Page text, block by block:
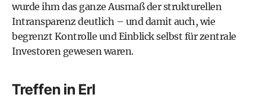
wurde ihm das ganze Ausmaß der strukturellen
Intransparenz deutlich – und damit auch, wie
begrenzt Kontrolle und Einblick selbst für zen­trale
Investoren gewesen waren.
Treffen in Erl